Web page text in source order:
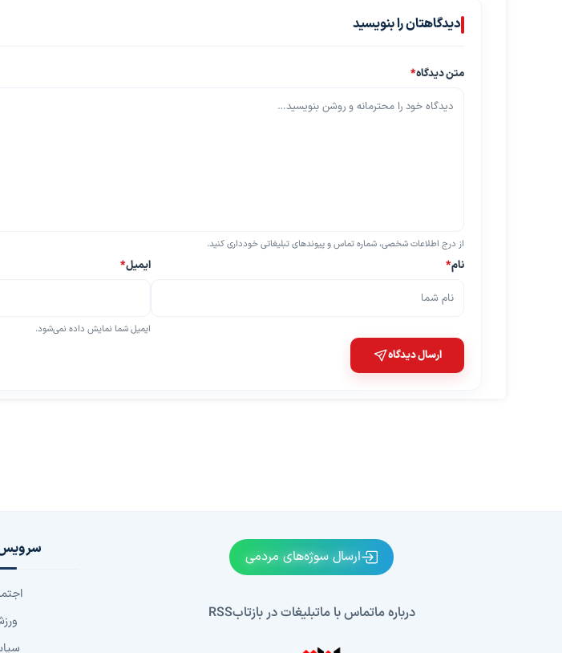
دیدگاهتان را بنویسید
متن دیدگاه*
از درج اطلاعات شخصی، شماره تماس و پیوندهای تبلیغاتی خودداری کنید.
نام* ایمیل*
ایمیل شما نمایش داده نمی‌شود.
ارسال دیدگاه
ارسال سوژه‌های مردمی
درباره ماتماس با ماتبلیغات در بازتابRSS